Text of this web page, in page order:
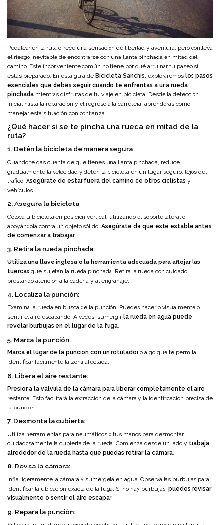
Pedalear en la ruta ofrece una sensación de libertad y aventura, pero conlleva
el riesgo inevitable de encontrarse con una llanta pinchada en mitad del
camino. Este inconveniente común no tiene por qué arruinar tu paseo si
estás preparado. En esta guía de Bicicleta Sanchis, exploraremos los pasos
esenciales que debes seguir cuando te enfrentas a una rueda
pinchada mientras disfrutas de tu viaje en bicicleta. Desde la detección
inicial hasta la reparación y el regreso a la carretera, aprenderás cómo
manejar esta situación con confianza.
¿Qué hacer si se te pincha una rueda en mitad de la
ruta?
1. Detén la bicicleta de manera segura
Cuando te das cuenta de que tienes una llanta pinchada, reduce
gradualmente la velocidad y detén la bicicleta en un lugar seguro, lejos del
tráfico. Asegúrate de estar fuera del camino de otros ciclistas y
vehículos.
2. Asegura la bicicleta
Coloca la bicicleta en posición vertical, utilizando el soporte lateral o
apoyándola contra un objeto sólido. Asegúrate de que esté estable antes
de comenzar a trabajar.
3. Retira la rueda pinchada:
Utiliza una llave inglesa o la herramienta adecuada para aflojar las
tuercas que sujetan la rueda pinchada. Retira la rueda con cuidado,
prestando atención a la cadena y al engranaje.
4. Localiza la punción:
Examina la rueda en busca de la punción. Puedes hacerlo visualmente o
sentir el aire escapando. A veces, sumergirla rueda en agua puede
revelar burbujas en el lugar de la fuga.
5. Marca la punción:
Marca el lugar de la punción con un rotuladoro algo que te permita
identificar fácilmente la zona afectada.
6. Libera el aire restante:
Presiona la válvula de la cámara para liberar completamente el aire
restante. Esto facilitará la extracción de la cámara y la identificación precisa de
la punción.
7. Desmonta la cubierta:
Utiliza herramientas para neumáticos o tus manos para desmontar
cuidadosamente la cubierta de la rueda. Comienza desde un lado y trabaja
alrededor de la rueda hasta que puedas retirar la cámara
8. Revisa la cámara:
Infla ligeramente la cámara y sumérgela en agua. Observa las burbujas para
identificar la ubicación exacta de la fuga. Si no hay burbujas, puedes revisar
visualmente o sentir el aire escapar.
9. Repara la punción: